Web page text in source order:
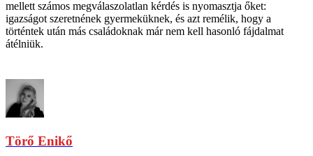
mellett számos megválaszolatlan kérdés is nyomasztja őket:
igazságot szeretnének gyermeküknek, és azt remélik, hogy a
történtek után más családoknak már nem kell hasonló fájdalmat
átélniük.
Törő Enikő